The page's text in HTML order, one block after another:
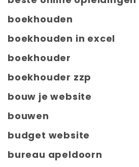
boekhouden
boekhouden in excel
boekhouder
boekhouder zzp
bouw je website
bouwen
budget website
bureau apeldoorn